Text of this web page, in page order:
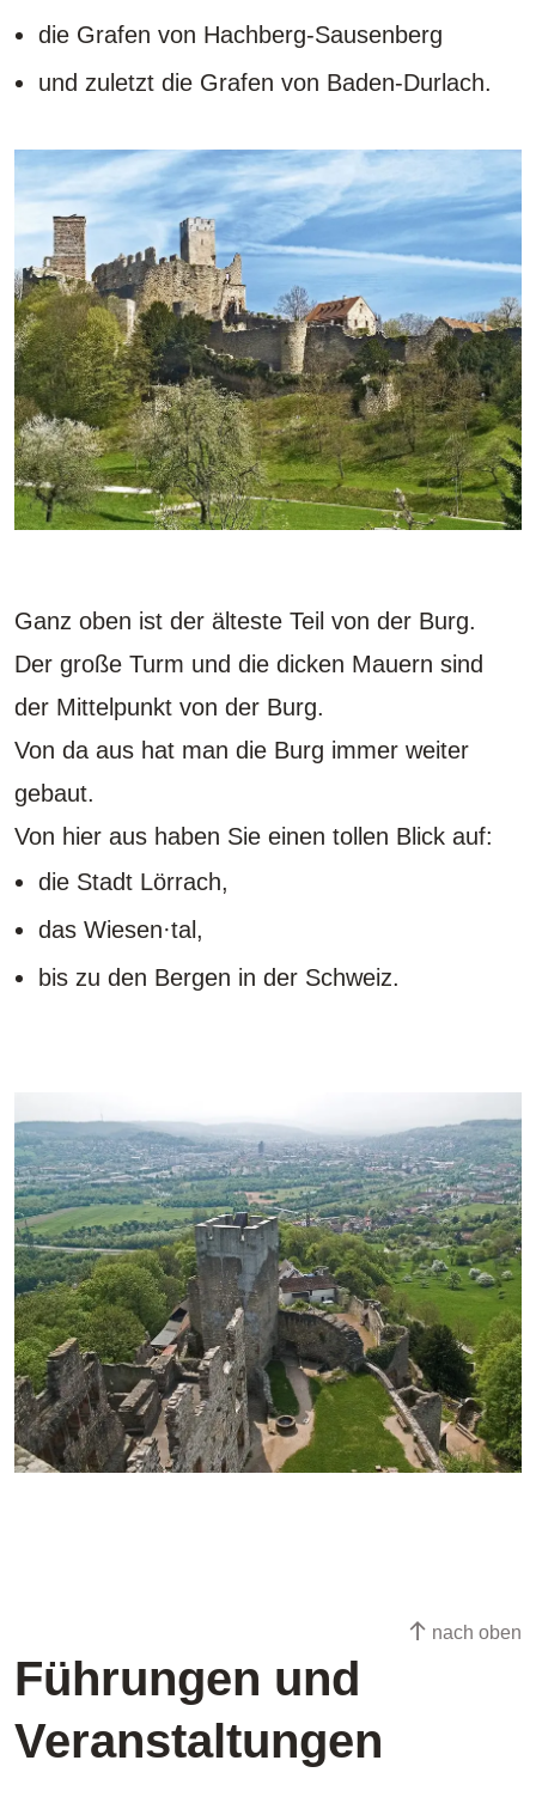
die Grafen von Hachberg-Sausenberg
und zuletzt die Grafen von Baden-Durlach.
Ganz oben ist der älteste Teil von der Burg.
Der große Turm und die dicken Mauern sind
der Mittelpunkt von der Burg.
Von da aus hat man die Burg immer weiter
gebaut.
Von hier aus haben Sie einen tollen Blick auf:
die Stadt Lörrach,
das Wiesen·tal,
bis zu den Bergen in der Schweiz.
nach oben
Führungen und
Veranstaltungen